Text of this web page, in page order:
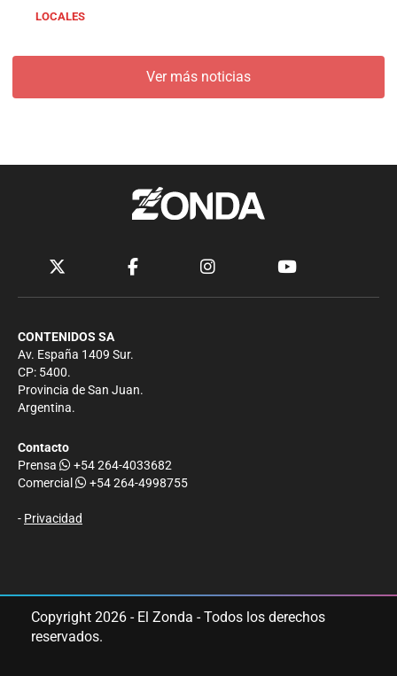
LOCALES
Ver más noticias
CONTENIDOS SA
Av. España 1409 Sur.
CP: 5400.
Provincia de San Juan.
Argentina.
Contacto
Prensa
+54 264-4033682
Comercial
+54 264-4998755
- Privacidad
Copyright 2026 - El Zonda - Todos los derechos
reservados.